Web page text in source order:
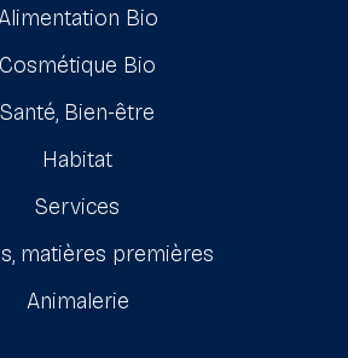
Bio
Cosmétique Bio
Santé, Bien-être
Habitat
Services
matières premières
Animalerie